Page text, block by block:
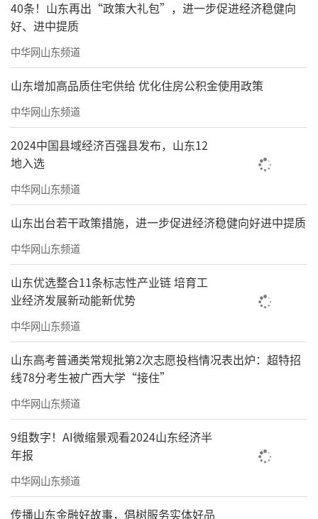
40条！山东再出“政策大礼包”，进一步促进经济稳健向
好、进中提质
中华网山东频道
山东增加高品质住宅供给 优化住房公积金使用政策
中华网山东频道
2024中国县域经济百强县发布，山东12
地入选
中华网山东频道
山东出台若干政策措施，进一步促进经济稳健向好进中提质
中华网山东频道
山东优选整合11条标志性产业链 培育工
业经济发展新动能新优势
中华网山东频道
山东高考普通类常规批第2次志愿投档情况表出炉：超特招
线78分考生被广西大学“接住”
中华网山东频道
9组数字！AI微缩景观看2024山东经济半
年报
中华网山东频道
传播山东金融好故事，倡树服务实体好品